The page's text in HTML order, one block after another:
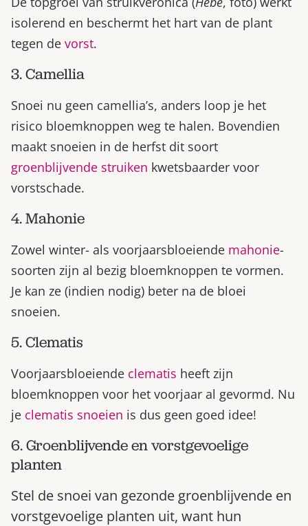
isolerend en beschermt het hart van de plant
tegen de vorst.
3. Camellia
Snoei nu geen camellia’s, anders loop je het
risico bloemknoppen weg te halen. Bovendien
maakt snoeien in de herfst dit soort
groenblijvende struiken kwetsbaarder voor
vorstschade.
4. Mahonie
Zowel winter- als voorjaarsbloeiende mahonie-
soorten zijn al bezig bloemknoppen te vormen.
Je kan ze (indien nodig) beter na de bloei
snoeien.
5. Clematis
Voorjaarsbloeiende clematis heeft zijn
bloemknoppen voor het voorjaar al gevormd. Nu
je clematis snoeien is dus geen goed idee!
6. Groenblijvende en vorstgevoelige
planten
Stel de snoei van gezonde groenblijvende en
vorstgevoelige planten uit, want hun